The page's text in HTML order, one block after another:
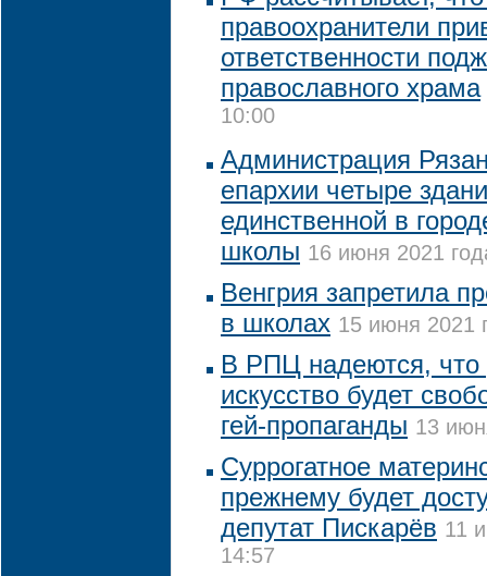
правоохранители
ответственности
православного храма
10:00
Администрация
епархии четыре
единственной в
школы 16 июня 2021
Венгрия запретила
в школах 15 июня 2021
В РПЦ надеются, что
искусство будет
гей-пропаганды 13
Суррогатное
прежнему будет
депутат Пискарёв 11
14:57